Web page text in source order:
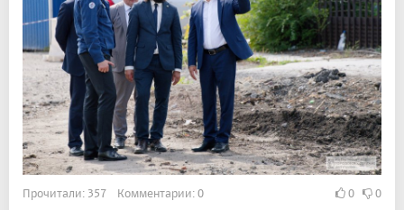
Прочитали: 357 Комментарии: 0 0 0